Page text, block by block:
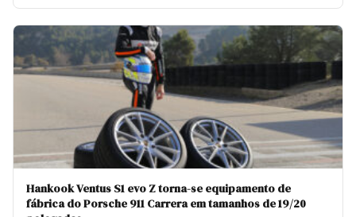
Hankook Ventus S1 evo Z torna-se equipamento de
fábrica do Porsche 911 Carrera em tamanhos de 19/20